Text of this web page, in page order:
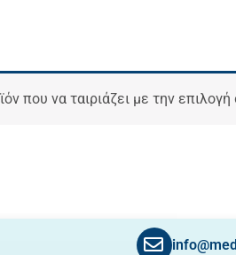
που να ταιριάζει με την επιλογή